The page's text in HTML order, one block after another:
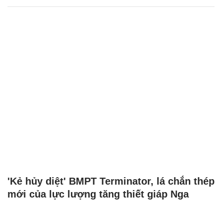
'Kẻ hủy diệt' BMPT Terminator, lá chắn thép
mới của lực lượng tăng thiết giáp Nga